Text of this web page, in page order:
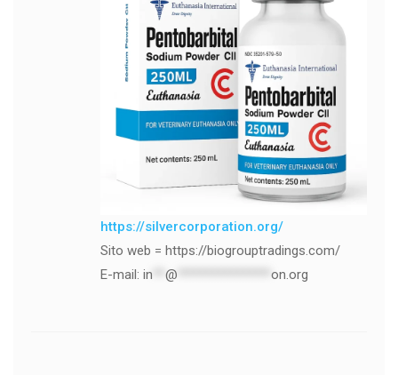
https://silvercorporation.org/
Sito web = https://biogrouptradings.com/
E-mail: in @ on.org